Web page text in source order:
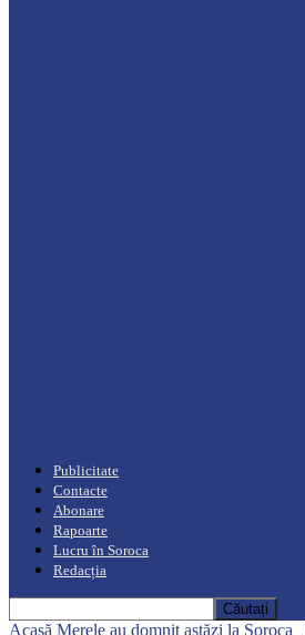
Publicitate
Contacte
Abonare
Rapoarte
Lucru în Soroca
Redacția
Acasă Merele au domnit astăzi la Soroca